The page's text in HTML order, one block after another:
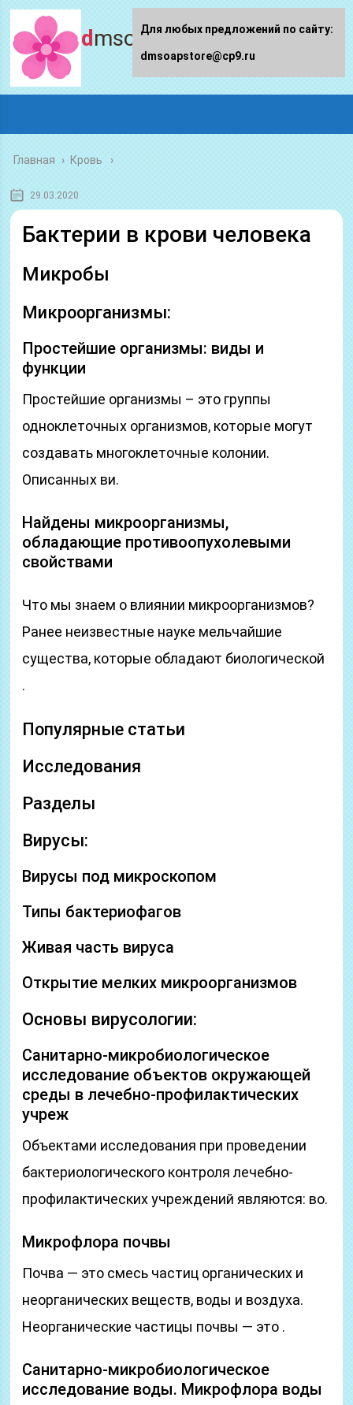
dmsoapstore.ru
Главная › Кровь
29.03.2020
Бактерии в крови человека
Микробы
Микроорганизмы:
Простейшие организмы: виды и
функции
Простейшие организмы – это группы
одноклеточных организмов, которые могут
создавать многоклеточные колонии.
Описанных ви.
Найдены микроорганизмы,
обладающие противоопухолевыми
свойствами
Что мы знаем о влиянии микроорганизмов?
Ранее неизвестные науке мельчайшие
существа, которые обладают биологической
.
Популярные статьи
Исследования
Разделы
Вирусы:
Вирусы под микроскопом
Типы бактериофагов
Живая часть вируса
Открытие мелких микроорганизмов
Основы вирусологии:
Санитарно-микробиологическое
исследование объектов окружающей
среды в лечебно-профилактических
учреж
Объектами исследования при проведении
бактериологического контроля лечебно-
профилактических учреждений являются: во.
Микрофлора почвы
Почва — это смесь частиц органических и
неорганических веществ, воды и воздуха.
Неорганические частицы почвы — это .
Санитарно-микробиологическое
исследование воды. Микрофлора воды
Для любых предложений по сайту:
dmsoapstore@cp9.ru